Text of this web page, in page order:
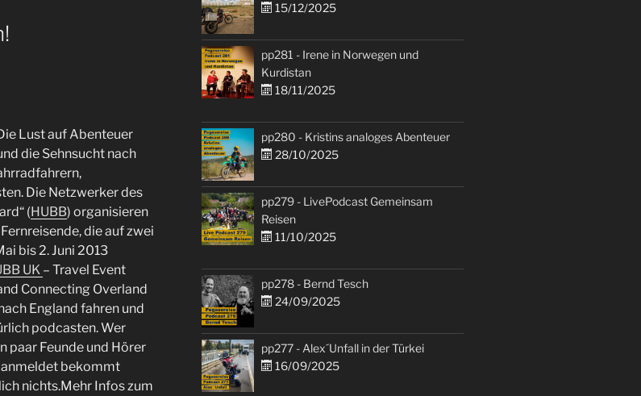
Lust auf Abenteuer
die Sehnsucht nach
Die Netzwerker des
(HUBB) organisieren
die auf zwei
bis 2. Juni 2013
UK – Travel Event
Connecting Overland
England fahren und
podcasten. Wer
paar Feunde und Hörer
anmeldet bekommt
nichts.Mehr Infos zum
15/12/2025
pp281 - Irene in Norwegen und
Kurdistan
18/11/2025
pp280 - Kristins analoges Abenteuer
28/10/2025
pp279 - LivePodcast Gemeinsam
Reisen
11/10/2025
pp278 - Bernd Tesch
24/09/2025
pp277 - Alex´Unfall in der Türkei
16/09/2025